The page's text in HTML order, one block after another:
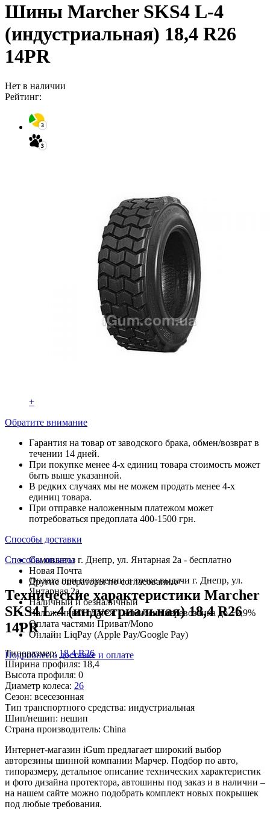
Шины Marcher SKS4 L-4
(индустриальная) 18,4 R26
14PR
Нет в наличии
Рейтинг:
+
Обратите внимание
Гарантия на товар от заводского брака, обмен/возврат в
течении 14 дней.
При покупке менее 4-х единиц товара стоимость может
быть выше указанной.
В редких случаях мы не можем продать менее 4-х
единиц товара.
При отправке наложенным платежом может
потребоваться предоплата 400-1500 грн.
Способы доставки
Самовывоз г. Днепр, ул. Янтарная 2а - бесплатно
Новая Почта
Другие операторы по согласованию
Способы оплаты
Оплата при получении в точке выдачи г. Днепр, ул.
Янтарная 2а
Наличный и безналичный
Наложенный платеж - комиссия перевозчика до +2,9%
Оплата частями Приват/Mono
Онлайн LiqPay (Apple Pay/Google Pay)
Подробнее о доставке и оплате
Технические характеристики Marcher
SKS4 L-4 (индустриальная) 18,4 R26
14PR
Типоразмер: 18,4 R26
Ширина профиля: 18,4
Высота профиля: 0
Диаметр колеса: 26
Сезон: всесезонная
Тип транспортного средства: индустриальная
Шип/нешип: нешип
Страна производитель: China
Интернет-магазин iGum предлагает широкий выбор
авторезины шинной компании Марчер. Подбор по авто,
типоразмеру, детальное описание технических характеристик
и фото дизайна протектора, автошины под заказ и в наличии –
на нашем сайте можно подобрать комплект новых покрышек
под любые требования.